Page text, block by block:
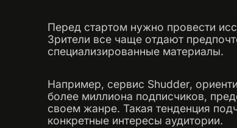
Перед стартом нужно провести
Зрители все чаще отдают
специализированные материалы.
Например, сервис Shudder,
более миллиона подписчиков,
своем жанре. Такая тенденция
конкретные интересы аудитории.